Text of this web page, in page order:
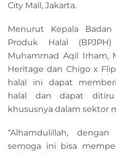
City Mall, Jakarta.
Menurut Kepala Badan
Produk Halal
Muhammad Aqil Irham,
Heritage dan Chigo x
halal ini dapat
halal dan dapat
khususnya dalam sektor
“Alhamdulillah,
semoga ini bisa